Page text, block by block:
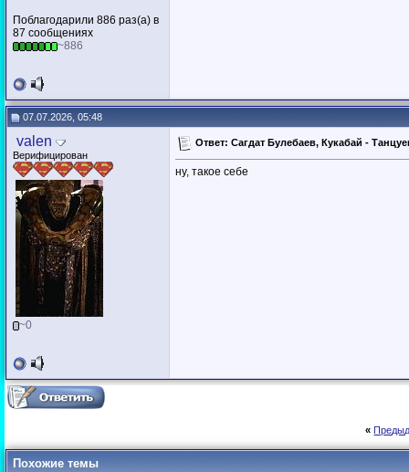
Поблагодарили 886 раз(а) в
87 сообщениях
~886
07.07.2026, 05:48
valen
Верифицирован
~0
Ответ: Сагдат Булебаев, Кукабай -
ну, такое себе
«
Похожие темы